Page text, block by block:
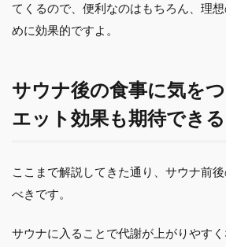
てくるので、便利なのはもちろん、理
めに効果的ですよ。
サウナ後の食事に気を
エット効果も期待できる
ここまで解説してきた通り、サウナ前
べきです。
サウナに入ることで代謝が上がりやす